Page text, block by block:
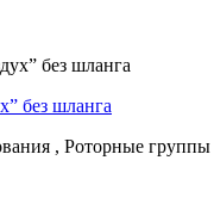
без шланга
, Роторные группы